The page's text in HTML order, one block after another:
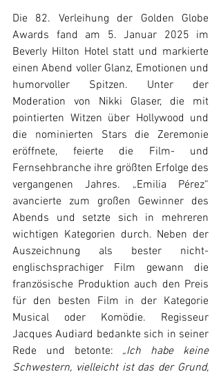
Die 82. Verleihung der Golden Globe
Awards fand am 5. Januar 2025 im
Beverly Hilton Hotel statt und markierte
einen Abend voller Glanz, Emotionen und
humorvoller Spitzen. Unter der
Moderation von Nikki Glaser, die mit
pointierten Witzen über Hollywood und
die nominierten Stars die Zeremonie
eröffnete, feierte die Film- und
Fernsehbranche ihre größten Erfolge des
vergangenen Jahres. „Emilia Pérez“
avancierte zum großen Gewinner des
Abends und setzte sich in mehreren
wichtigen Kategorien durch. Neben der
Auszeichnung als bester nicht-
englischsprachiger Film gewann die
französische Produktion auch den Preis
für den besten Film in der Kategorie
Musical oder Komödie. Regisseur
Jacques Audiard bedankte sich in seiner
Rede und betonte: „Ich habe keine
Schwestern, vielleicht ist das der Grund,